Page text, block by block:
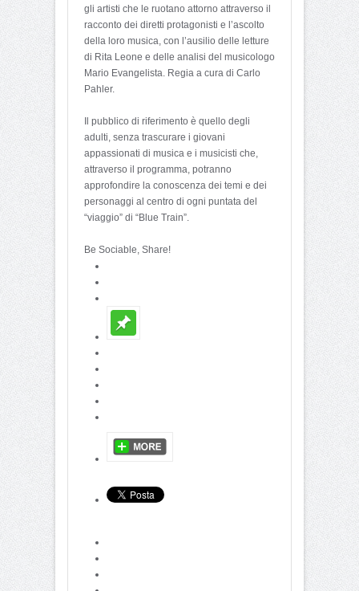
gli artisti che le ruotano attorno attraverso il
racconto dei diretti protagonisti e l’ascolto
della loro musica, con l’ausilio delle letture
di Rita Leone e delle analisi del musicologo
Mario Evangelista. Regia a cura di Carlo
Pahler.
Il pubblico di riferimento è quello degli
adulti, senza trascurare i giovani
appassionati di musica e i musicisti che,
attraverso il programma, potranno
approfondire la conoscenza dei temi e dei
personaggi al centro di ogni puntata del
“viaggio” di “Blue Train”.
Be Sociable, Share!